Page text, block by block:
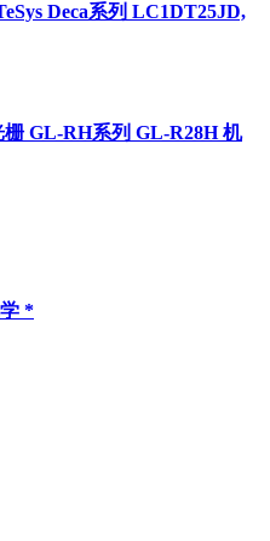
Deca系列 LC1DT25JD,
GL-RH系列 GL-R28H 机
*